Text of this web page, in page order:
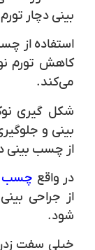
بینی دچار
استفاده از
کاهش تورم
می‌کند.
شکل گیری
بینی و
از چسب بینی
در واقع چسب
از جراحی
شود.
خیلی سفت